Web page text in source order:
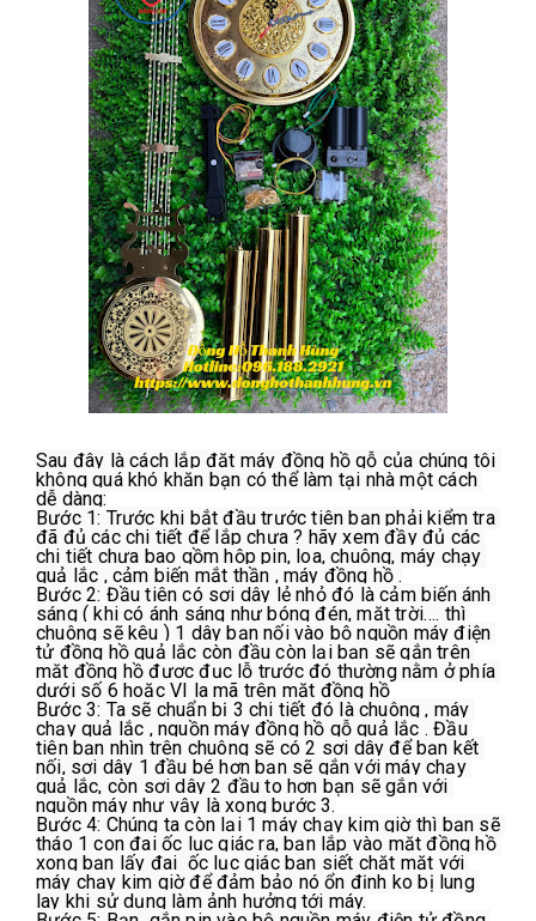
Sau đây là cách lắp đặt máy đồng hồ gỗ của chúng tôi
không quá khó khăn bạn có thể làm tại nhà một cách
dễ dàng:
Bước 1: Trước khi bắt đầu trước tiên bạn phải kiểm tra
đã đủ các chi tiết để lắp chưa ? hãy xem đầy đủ các
chi tiết chưa bao gồm hộp pin, loa, chuông, máy chạy
quả lắc , cảm biến mắt thần , máy đồng hồ .
Bước 2: Đầu tiên có sợi dây lẻ nhỏ đó là cảm biến ánh
sáng ( khi có ánh sáng như bóng đén, mặt trời…. thì
chuông sẽ kêu ) 1 dây bạn nối vào bộ nguồn máy điện
tử đồng hồ quả lắc còn đầu còn lại bạn sẽ gắn trên
mặt đồng hồ được đục lỗ trước đó thường nằm ở phía
dưới số 6 hoặc VI la mã trên mặt đồng hồ
Bước 3: Ta sẽ chuẩn bị 3 chi tiết đó là chuông , máy
chạy quả lắc , nguồn máy đồng hồ gỗ quả lắc . Đầu
tiên bạn nhìn trên chuông sẽ có 2 sợi dây để bạn kết
nối, sợi dây 1 đầu bé hơn bạn sẽ gắn với máy chạy
quả lắc, còn sợi dây 2 đầu to hơn bạn sẽ gắn với
nguồn máy như vậy là xong bước 3.
Bước 4: Chúng ta còn lại 1 máy chạy kim giờ thì bạn sẽ
tháo 1 con đai ốc lục giác ra, bạn lắp vào mặt đồng hồ
xong bạn lấy đai  ốc lục giác bạn siết chặt mặt với
máy chạy kim giờ để đảm bảo nó ổn định ko bị lung
lay khi sử dụng làm ảnh hưởng tới máy.